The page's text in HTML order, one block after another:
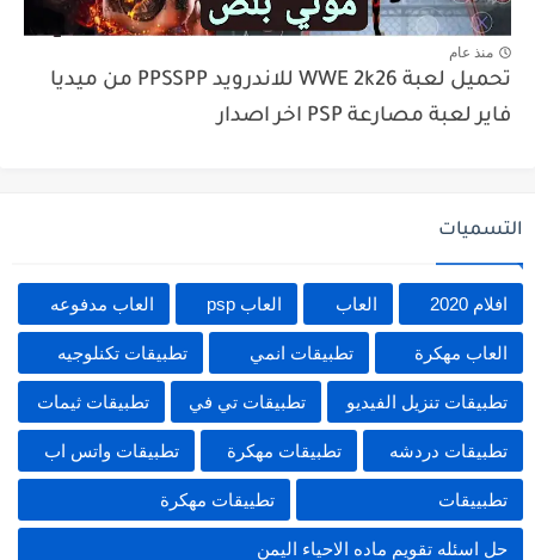
منذ عام
تحميل لعبة WWE 2k26 للاندرويد PPSSPP من ميديا
فاير لعبة مصارعة PSP اخر اصدار
التسميات
افلام 2020 العاب العاب psp العاب مدفوعه
العاب مهكرة تطبيقات انمي تطبيقات تكنلوجيه
تطبيقات تنزيل الفيديو تطبيقات تي في تطبيقات ثيمات
تطبيقات دردشه تطبيقات مهكرة تطبيقات واتس اب
تطبييقات تطييقات مهكرة
حل اسئله تقويم ماده الاحياء اليمن